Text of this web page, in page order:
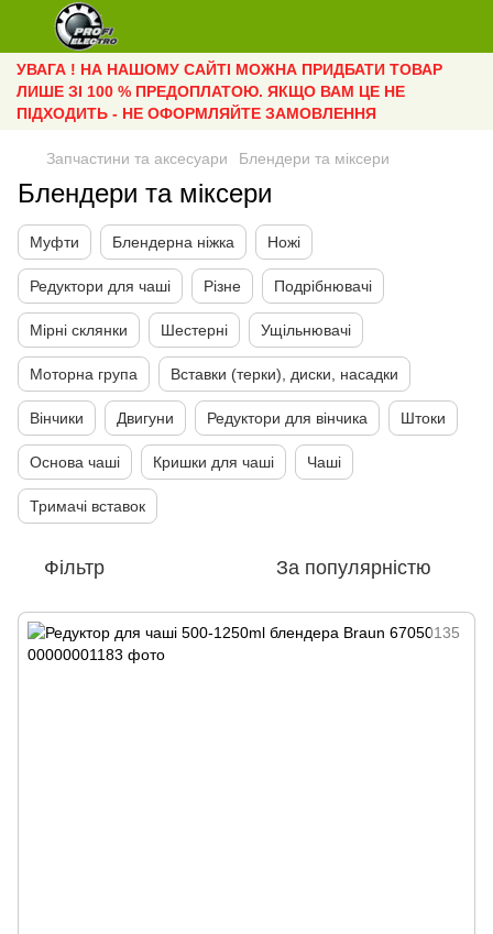
УВАГА ! НА НАШОМУ САЙТІ МОЖНА ПРИДБАТИ ТОВАР
ЛИШЕ ЗІ 100 % ПРЕДОПЛАТОЮ. ЯКЩО ВАМ ЦЕ НЕ
ПІДХОДИТЬ - НЕ ОФОРМЛЯЙТЕ ЗАМОВЛЕННЯ
Запчастини та аксесуари Блендери та міксери
Блендери та міксери
Муфти Блендерна ніжка Ножі
Редуктори для чаші Різне Подрібнювачі
Мірні склянки Шестерні Ущільнювачі
Моторна група Вставки (терки), диски, насадки
Вінчики Двигуни Редуктори для вінчика Штоки
Основа чаші Кришки для чаші Чаші
Тримачі вставок
Фільтр За популярністю